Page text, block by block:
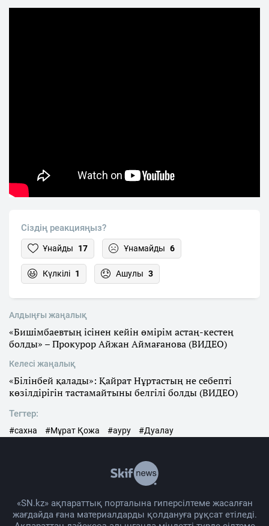
Сіздің реакцияңыз?
Ұнайды 17 Ұнамайды 6
Күлкілі 1 Ашулы 3
Алдыңғы жаңалық
«Бишімбаевтың ісінен кейін өмірім астаң-кестең
болды» – Прокурор Айжан Аймағанова (ВИДЕО)
Келесі жаңалық
«Білінбей қалады»: Қайрат Нұртастың не себепті
көзілдірігін тастамайтыны белгілі болды (ВИДЕО)
Тегтер:
#сахна #Мұрат Қожа #ауру #Дуалау
«SN.kz» ақпараттық порталына гиперсілтеме жасалған
жағдайда ғана материалдарды қолдануға рұқсат етіледі.